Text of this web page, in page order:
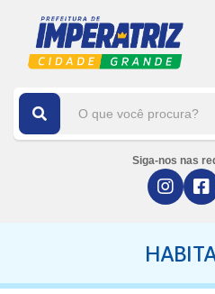
Siga-nos nas